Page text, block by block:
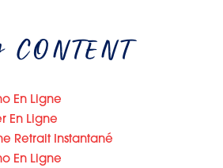
CONTENT
En Ligne
En Ligne
Retrait Instantané
En Ligne